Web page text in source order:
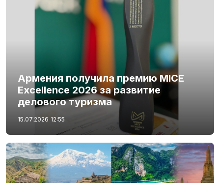
Армения получила премию MICE
Excellence 2026 за развитие
делового туризма
15.07.2026 12:55